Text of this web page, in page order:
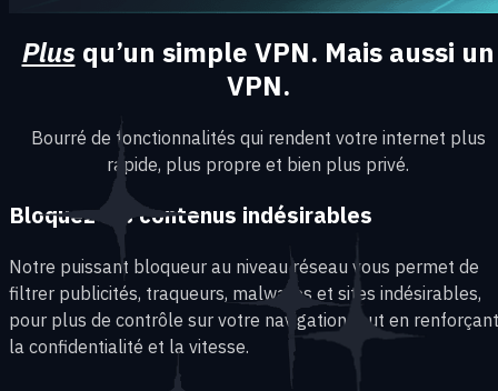
Plusqu’un simple VPN. Mais aussi un
VPN.
Bourré de fonctionnalités qui rendent votre internet plus
rapide, plus propre et bien plus privé.
Bloquez les contenus indésirables
Notre puissant bloqueur au niveau réseau vous permet de
filtrer publicités, traqueurs, malwares et sites indésirables,
pour plus de contrôle sur votre navigation tout en renforçant
la confidentialité et la vitesse.